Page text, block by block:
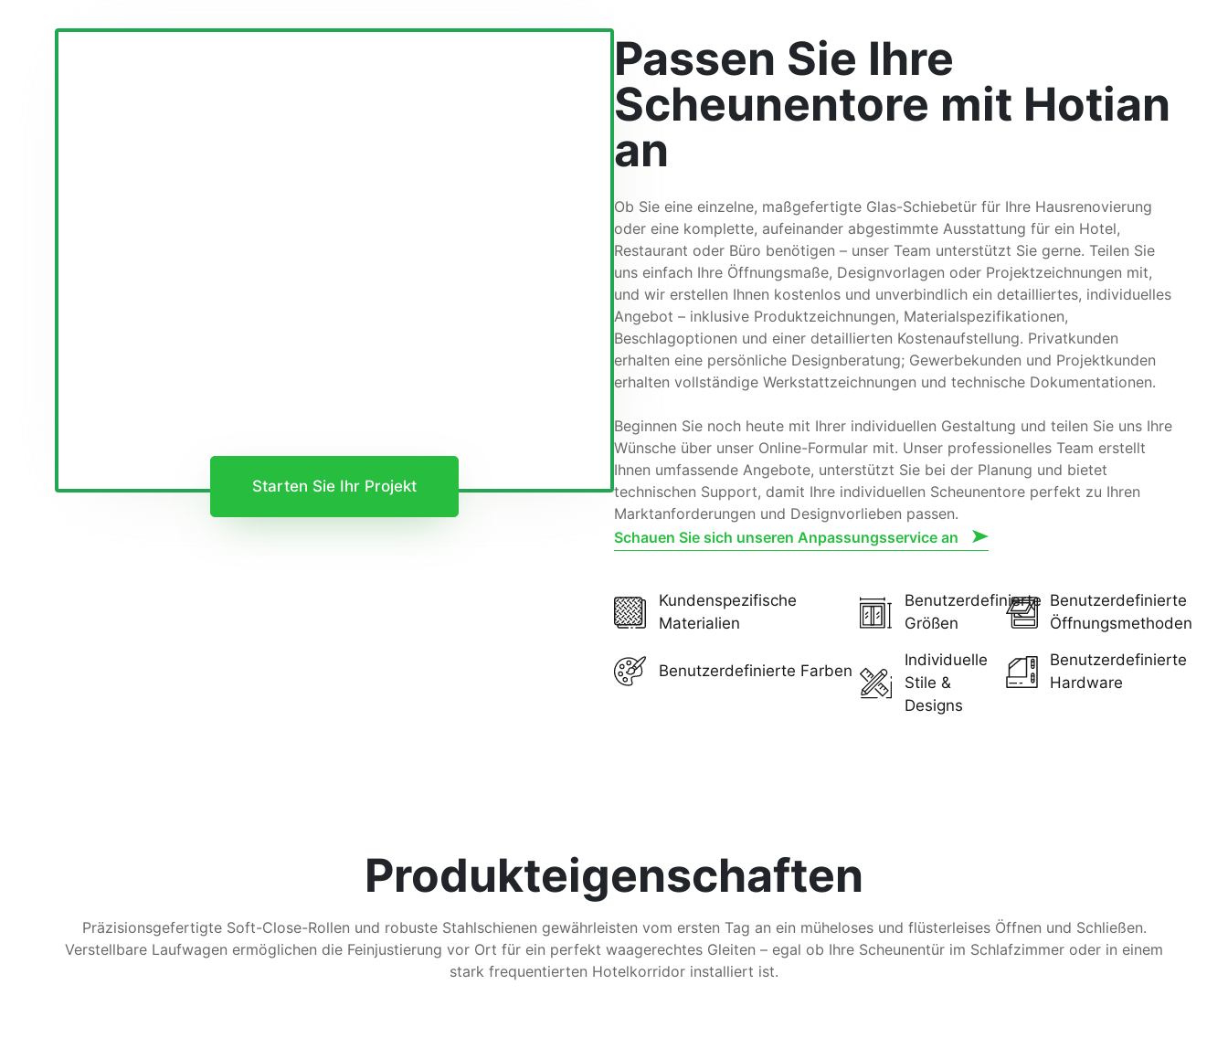
Starten Sie Ihr Projekt
Passen Sie Ihre
Scheunentore mit Hotian
an
Ob Sie eine einzelne, maßgefertigte Glas-Schiebetür für Ihre Hausrenovierung
oder eine komplette, aufeinander abgestimmte Ausstattung für ein Hotel,
Restaurant oder Büro benötigen – unser Team unterstützt Sie gerne. Teilen Sie
uns einfach Ihre Öffnungsmaße, Designvorlagen oder Projektzeichnungen mit,
und wir erstellen Ihnen kostenlos und unverbindlich ein detailliertes, individuelles
Angebot – inklusive Produktzeichnungen, Materialspezifikationen,
Beschlagoptionen und einer detaillierten Kostenaufstellung. Privatkunden
erhalten eine persönliche Designberatung; Gewerbekunden und Projektkunden
erhalten vollständige Werkstattzeichnungen und technische Dokumentationen.
Beginnen Sie noch heute mit Ihrer individuellen Gestaltung und teilen Sie uns Ihre
Wünsche über unser Online-Formular mit. Unser professionelles Team erstellt
Ihnen umfassende Angebote, unterstützt Sie bei der Planung und bietet
technischen Support, damit Ihre individuellen Scheunentore perfekt zu Ihren
Marktanforderungen und Designvorlieben passen.
Schauen Sie sich unseren Anpassungsservice an
Kundenspezifische
Materialien
Benutzerdefinierte Farben
Benutzerdefinierte
Größen
Individuelle
Stile &
Designs
Benutzerdefinierte
Öffnungsmethoden
Benutzerdefinierte
Hardware
Produkteigenschaften
Präzisionsgefertigte Soft-Close-Rollen und robuste Stahlschienen gewährleisten vom ersten Tag an ein müheloses und flüsterleises Öffnen und Schließen.
Verstellbare Laufwagen ermöglichen die Feinjustierung vor Ort für ein perfekt waagerechtes Gleiten – egal ob Ihre Scheunentür im Schlafzimmer oder in einem
stark frequentierten Hotelkorridor installiert ist.